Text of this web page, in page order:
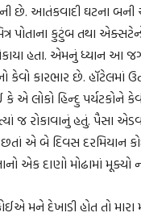
છે. આતંકવાદી ઘટના બની
પોતાના કુટુંબ તથા
હતા. એમનું ધ્યાન આ
કેવો કારભાર છે. હૉટેલમાં
એ લોકો હિન્દુ પર્યટકોને
જ રોકાવાનું હતું. પૈસા
એ બે દિવસ દરમિયાન
એક દાણો મોઢામાં મૂક્યો
મને દેખાડી હોત તો